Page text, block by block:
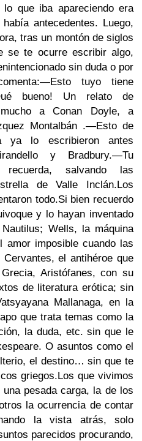
que iba apareciendo era
antecedentes. Luego,
tras un montón de siglos
se te ocurre escribir algo,
sin duda o por
—Esto tuyo tiene
bueno! Un relato de
a Conan Doyle, a
Montalbán .—Esto de
ya lo escribieron antes
y Bradbury.—Tu
recuerda, salvando las
de Valle Inclán.Los
todo.Si bien recuerdo
y lo hayan inventado
Wells, la máquina
amor imposible cuando las
el antihéroe que
Aristófanes, con su
de literatura erótica; sin
Mallanaga, en la
que trata temas como la
la duda, etc. sin que le
O asuntos como el
el destino… sin que te
griegos.Los que vivimos
pesada carga, la de los
la ocurrencia de contar
la vista atrás, solo
parecidos procurando,